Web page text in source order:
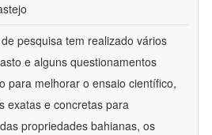
pesquisa tem realizado vários
e alguns questionamentos
para melhorar o ensaio científico,
exatas e concretas para
propriedades bahianas, os